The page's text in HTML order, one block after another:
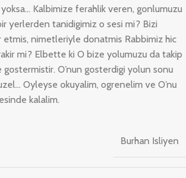
Kalbimize ferahlik veren, gonlumuzu
yerlerden tanidigimiz o sesi mi? Bizi
etmis, nimetleriyle donatmis Rabbimiz hic
mi? Elbette ki O bize yolumuzu da takip
O’nun gosterdigi yolun sonu
Oyleyse okuyalim, ogrenelim ve O’nu
kalalim.
Burhan Isliyen